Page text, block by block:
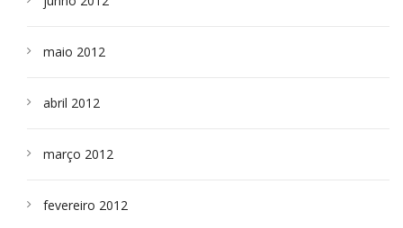
maio 2012
abril 2012
março 2012
fevereiro 2012